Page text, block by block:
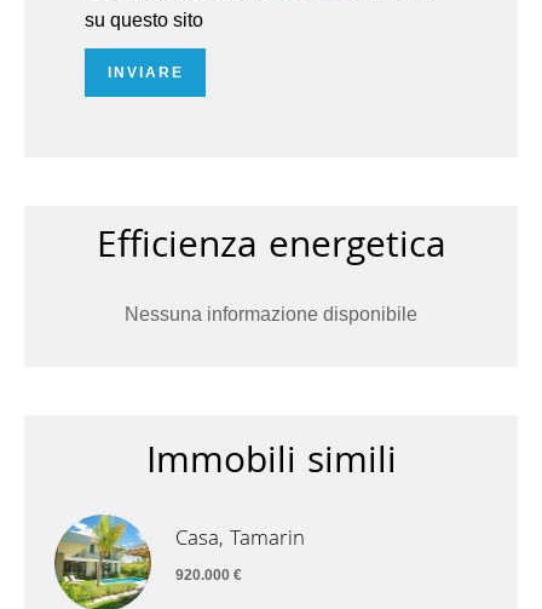
su questo sito
INVIARE
Efficienza energetica
Nessuna informazione disponibile
Immobili simili
Casa, Tamarin
920.000 €